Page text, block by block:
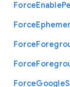
ForceEnable
Force
Force
Force
ForceGoogle